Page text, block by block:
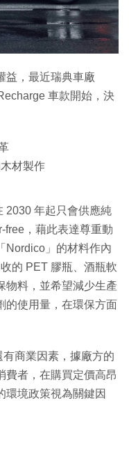
益，最近瑞典車廠
車款開始，決
材製作
2030 年起只會供應純
free，藉此表達尊重動
Nordico」的材料作內
的 PET 膠瓶、酒瓶軟
物料，並希望減少生產
的使用量，在環保方面
商業因素，據廠方的
費者，在購買定價高昂
環境政策視為關鍵因